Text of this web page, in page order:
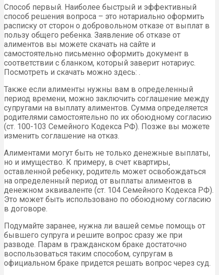
Способ первый. Наиболее быстрый и эффективный
способ решения вопроса – это нотариально оформить
расписку от сторон о добровольном отказе от выплат в
пользу общего ребенка. Заявление об отказе от
алиментов вы можете скачать на сайте и
самостоятельно письменно оформить документ в
соответствии с бланком, который заверит нотариус.
Посмотреть и скачать можно здесь: .
Также если алименты нужны вам в определенный
период времени, можно заключить соглашение между
супругами на выплату алиментов. Сумма определяется
родителями самостоятельно по их обоюдному согласию
(ст. 100-103 Семейного Кодекса РФ). Позже вы можете
изменить соглашение на отказ.
Алиментами могут быть не только денежные выплаты,
но и имущество. К примеру, в счет квартиры,
оставленной ребенку, родитель может освобождаться
на определенный период от выплаты алиментов в
денежном эквиваленте (ст. 104 Семейного Кодекса РФ).
Это может быть использовано по обоюдному согласию
в договоре.
Подумайте заранее, нужна ли вашей семье помощь от
бывшего супруга и решите вопрос сразу же при
разводе. Парам в гражданском браке достаточно
воспользоваться таким способом, супругам в
официальном браке придется решать вопрос через суд.